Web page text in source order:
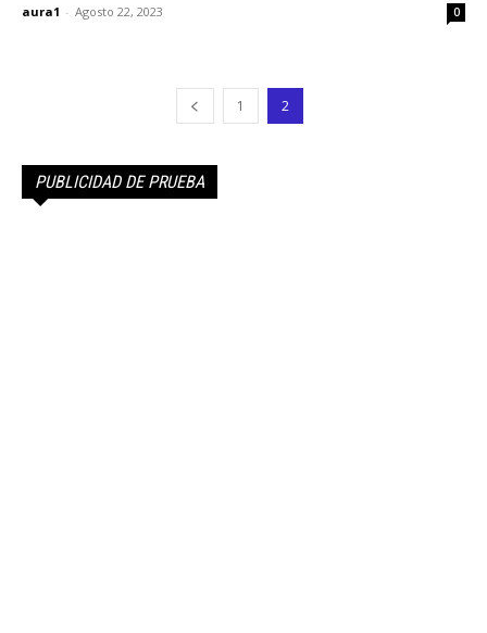
aura1 - Agosto 22, 2023 0
1 2
PUBLICIDAD DE PRUEBA